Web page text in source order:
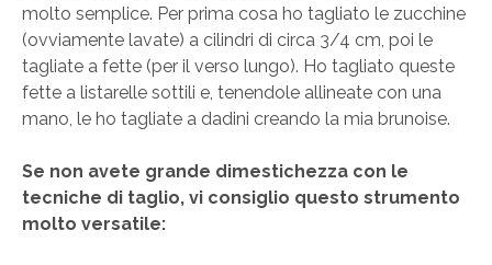
molto semplice. Per prima cosa ho tagliato le zucchine
(ovviamente lavate) a cilindri di circa 3/4 cm, poi le
tagliate a fette (per il verso lungo). Ho tagliato queste
fette a listarelle sottili e, tenendole allineate con una
mano, le ho tagliate a dadini creando la mia brunoise.
Se non avete grande dimestichezza con le
tecniche di taglio, vi consiglio questo strumento
molto versatile: